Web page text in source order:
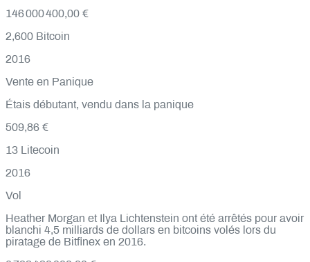
146 000 400,00 €
2,600 Bitcoin
2016
Vente en Panique
Étais débutant, vendu dans la panique
509,86 €
13 Litecoin
2016
Vol
Heather Morgan et Ilya Lichtenstein ont été arrêtés pour avoir
blanchi 4,5 milliards de dollars en bitcoins volés lors du
piratage de Bitfinex en 2016.